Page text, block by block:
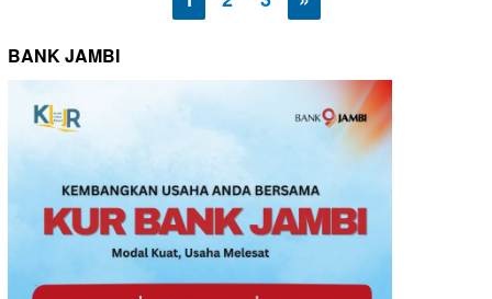
BANK JAMBI